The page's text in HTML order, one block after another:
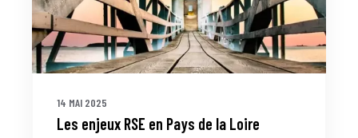
14 MAI 2025
Les enjeux RSE en Pays de la Loire